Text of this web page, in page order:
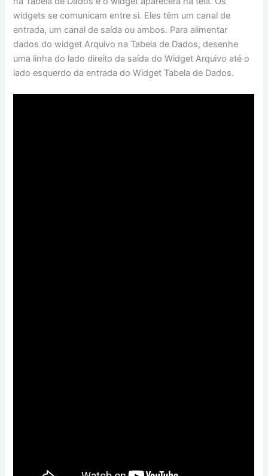
widgets se comunicam entre si. Eles têm um canal de
entrada, um canal de saída ou ambos. Para alimentar
dados do widget Arquivo na Tabela de Dados, desenhe
uma linha do lado direito da saída do Widget Arquivo até o
lado esquerdo da entrada do Widget Tabela de Dados.